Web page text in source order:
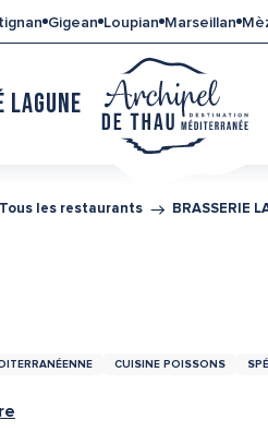
Gigean Loupian Marseillan
LAGUNE
Tous les restaurants BRASSERIE
CUISINE POISSONS